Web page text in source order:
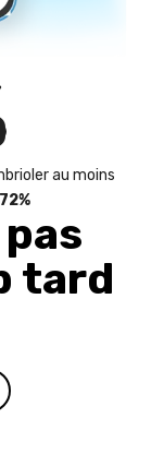
au moins
72%
tard